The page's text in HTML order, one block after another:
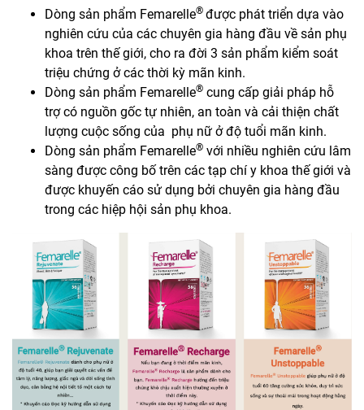
Dòng sản phẩm Femarelle® được phát triển dựa vào
nghiên cứu của các chuyên gia hàng đầu về sản phụ
khoa trên thế giới, cho ra đời 3 sản phẩm kiểm soát
triệu chứng ở các thời kỳ mãn kinh.
Dòng sản phẩm Femarelle® cung cấp giải pháp hỗ
trợ có nguồn gốc tự nhiên, an toàn và cải thiện chất
lượng cuộc sống của phụ nữ ở độ tuổi mãn kinh.
Dòng sản phẩm Femarelle® với nhiều nghiên cứu lâm
sàng được công bố trên các tạp chí y khoa thế giới và
được khuyến cáo sử dụng bởi chuyên gia hàng đầu
trong các hiệp hội sản phụ khoa.